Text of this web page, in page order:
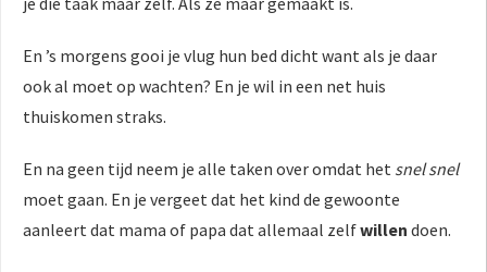
En ’s morgens gooi je vlug hun bed dicht want als je daar
ook al moet op wachten? En je wil in een net huis
thuiskomen straks.
En na geen tijd neem je alle taken over omdat het snel snel
moet gaan. En je vergeet dat het kind de gewoonte
aanleert dat mama of papa dat allemaal zelfwillen doen.